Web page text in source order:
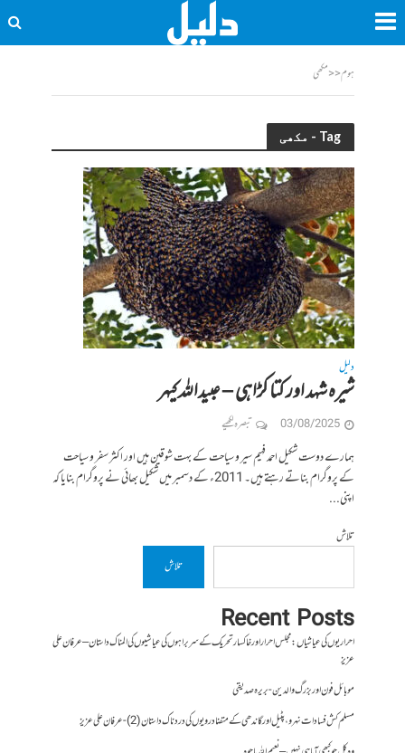
ہوم<<مکھی
Tag - مکھی
دلیل
شیرہ شہد اور کتا کڑاہی – عبیداللہ کیہر
03/08/2025 تبصرہ لکھیے
ہمارے دوست شکیل احمد فہیم سیر و سیاحت کے بہت شوقین ہیں اور اکثر سفر و سیاحت
کے پروگرام بناتے رہتے ہیں۔ 2011ء کے دسمبر میں شکیل بھائی نے پروگرام بنایا کہ
اپنی...
تلاش
تلاش
Recent Posts
احراریوں کی عیاشیاں : مجلس احرار اور خاکسار تحریک کے سربراہوں کی عیاشیوں کی المناک داستان – عرفان علی
عزیز
موبائل فون اور بزرگ والدین- بریرہ صدیقی
مسلم کش فسادات نہرو، پٹیل اور گاندھی کے متضاد رویوں کی درد ناک داستان (2)- عرفان علی عزیز